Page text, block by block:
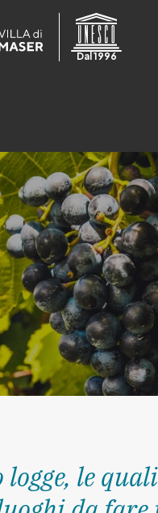
Dal 1996
le